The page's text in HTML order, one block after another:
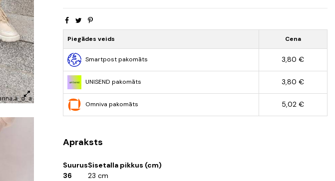
Piegādes veids Cena
Smartpost pakomāts 3,80 €
UNISEND pakomāts 3,80 €
Omniva pakomāts 5,02 €
Apraksts
SuurusSisetalla pikkus (cm)
36
23 cm